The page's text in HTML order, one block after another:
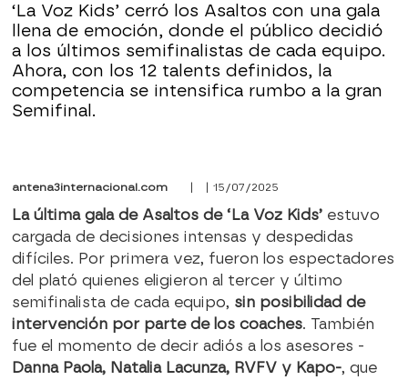
‘La Voz Kids’ cerró los Asaltos con una gala
llena de emoción, donde el público decidió
a los últimos semifinalistas de cada equipo.
Ahora, con los 12 talents definidos, la
competencia se intensifica rumbo a la gran
Semifinal.
antena3internacional.com | | 15/07/2025
La última gala de Asaltos de ‘La Voz Kids’estuvo
cargada de decisiones intensas y despedidas
difíciles. Por primera vez, fueron los espectadores
del plató quienes eligieron al tercer y último
semifinalista de cada equipo, sin posibilidad de
intervención por parte de los coaches. También
fue el momento de decir adiós a los asesores -
Danna Paola, Natalia Lacunza, RVFV y Kapo-, que